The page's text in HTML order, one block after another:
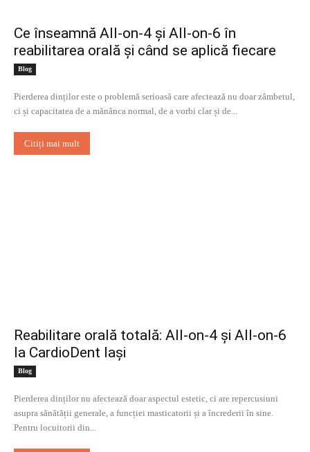
Ce înseamnă All-on-4 și All-on-6 în
reabilitarea orală și când se aplică fiecare
Blog
Pierderea dinților este o problemă serioasă care afectează nu doar zâmbetul,
ci și capacitatea de a mănânca normal, de a vorbi clar și de...
Citiți mai mult
Reabilitare orală totală: All-on-4 și All-on-6
la CardioDent Iași
Blog
Pierderea dinților nu afectează doar aspectul estetic, ci are repercusiuni
asupra sănătății generale, a funcției masticatorii și a încrederii în sine.
Pentru locuitorii din...